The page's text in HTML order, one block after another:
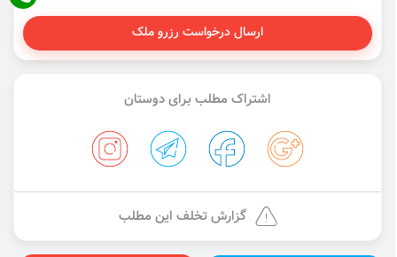
ارسال درخواست رزرو ملک
اشتراک مطلب برای دوستان
گزارش تخلف این مطلب